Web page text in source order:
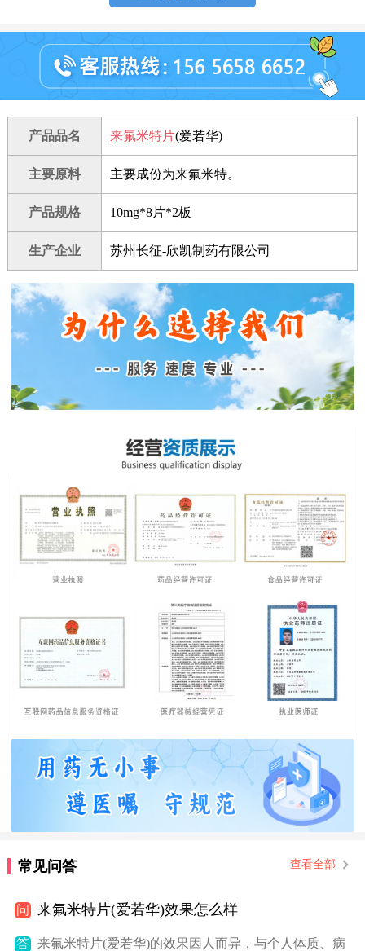
产品品名 来氟米特片(爱若华)
主要原料 主要成份为来氟米特。
产品规格 10mg*8片*2板
生产企业 苏州长征-欣凯制药有限公司
常见问答 查看全部
问 来氟米特片(爱若华)效果怎么样
答 来氟米特片(爱若华)的效果因人而异，与个人体质、病